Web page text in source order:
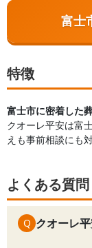
富士
特徴
富士市に密着した
クオーレ平安は富
えも事前相談にも
よくある質問
Q クオーレ